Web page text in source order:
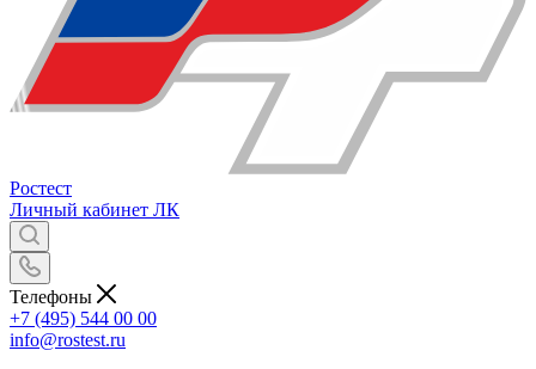
Ростест
Личный кабинет ЛК
Телефоны
+7 (495) 544 00 00
info@rostest.ru